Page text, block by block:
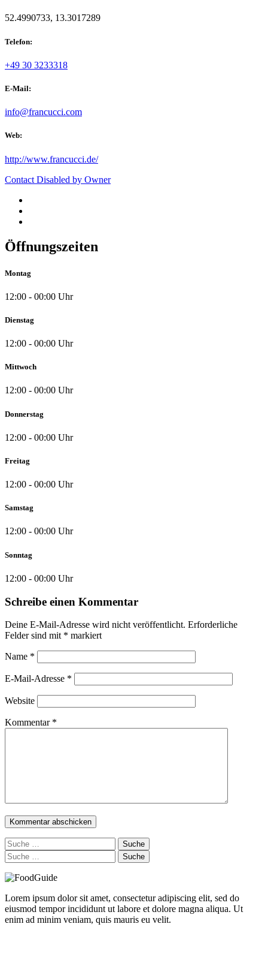
52.4990733, 13.3017289
Telefon:
+49 30 3233318
E-Mail:
info@francucci.com
Web:
http://www.francucci.de/
Contact Disabled by Owner
Öffnungszeiten
Montag
12:00 - 00:00 Uhr
Dienstag
12:00 - 00:00 Uhr
Mittwoch
12:00 - 00:00 Uhr
Donnerstag
12:00 - 00:00 Uhr
Freitag
12:00 - 00:00 Uhr
Samstag
12:00 - 00:00 Uhr
Sonntag
12:00 - 00:00 Uhr
Schreibe einen Kommentar
Deine E-Mail-Adresse wird nicht veröffentlicht. Erforderliche
Felder sind mit * markiert
Name *
E-Mail-Adresse *
Website
Kommentar *
Suche
nach:
Suche
nach:
Lorem ipsum dolor sit amet, consectetur adipiscing elit, sed do
eiusmod tempor incididunt ut labore et dolore magna aliqua. Ut
enim ad minim veniam, quis mauris eu velit.